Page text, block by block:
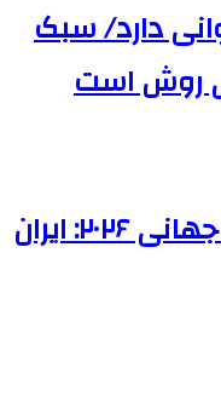
دارد/ سبک
روش است
یک امتیاز تا صعود به جام جهانی ۲۰۲۶: ایران